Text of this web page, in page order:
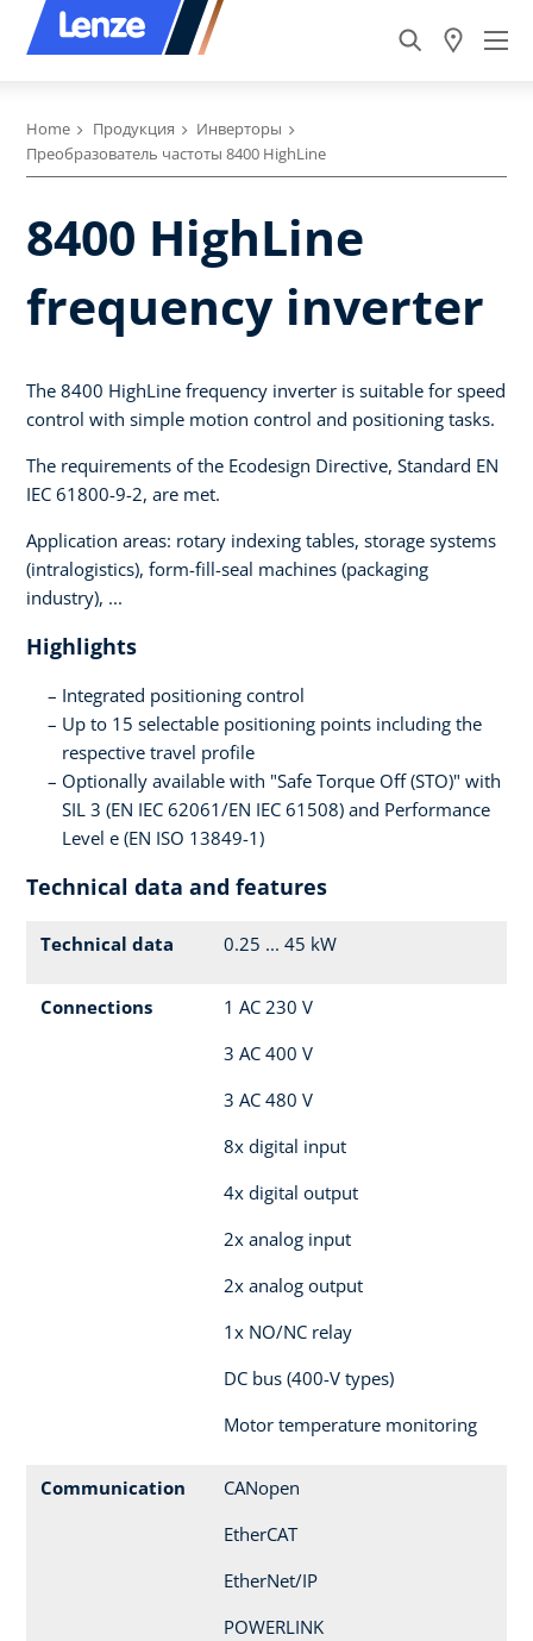
Home Продукция
Инверторы
Преобразователь частоты 8400 HighLine
8400 HighLine
frequency inverter
The 8400 HighLine frequency inverter is suitable for speed
control with simple motion control and positioning tasks.
The requirements of the Ecodesign Directive, Standard EN
IEC 61800-9-2, are met.
Application areas: rotary indexing tables, storage systems
(intralogistics), form-fill-seal machines (packaging
industry), ...
Highlights
Integrated positioning control
Up to 15 selectable positioning points including the
respective travel profile
Optionally available with "Safe Torque Off (STO)" with
SIL 3 (EN IEC 62061/EN IEC 61508) and Performance
Level e (EN ISO 13849-1)
Technical data and features
Technical data 0.25 ... 45 kW
Connections
1 AC 230 V
3 AC 400 V
3 AC 480 V
8x digital input
4x digital output
2x analog input
2x analog output
1x NO/NC relay
DC bus (400-V types)
Motor temperature monitoring
Communication
CANopen
EtherCAT
EtherNet/IP
POWERLINK